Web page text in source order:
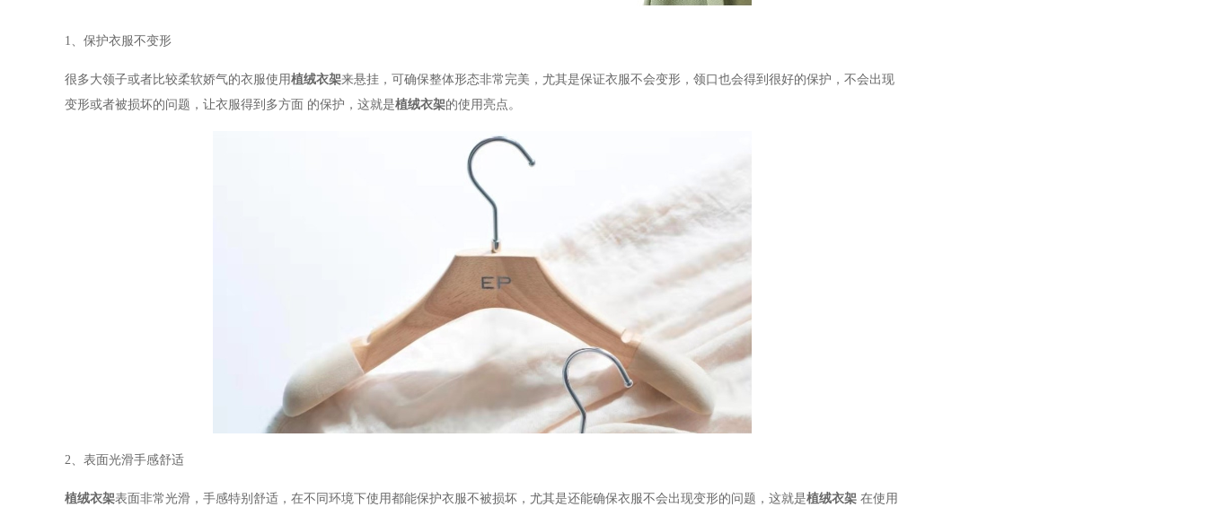
1、保护衣服不变形
很多大领子或者比较柔软娇气的衣服使用植绒衣架来悬挂，可确保整体形态非常完美，尤其是保证衣服不会变形，领口也会得到很好的保护，不会出现
变形或者被损坏的问题，让衣服得到多方面 的保护，这就是植绒衣架的使用亮点。
2、表面光滑手感舒适
植绒衣架表面非常光滑，手感特别舒适，在不同环境下使用都能保护衣服不被损坏，尤其是还能确保衣服不会出现变形的问题，这就是植绒衣架 在使用